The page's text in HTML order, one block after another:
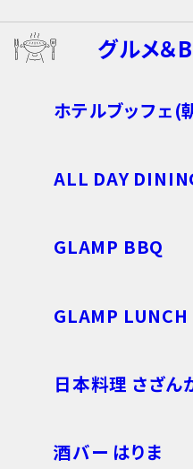
グルメ＆
ホテルブッフェ(
ALL DAY
GLAMP BBQ
GLAMP LUNCH
日本料理 さざん
酒バー はりま